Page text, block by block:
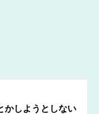
かしようとしない